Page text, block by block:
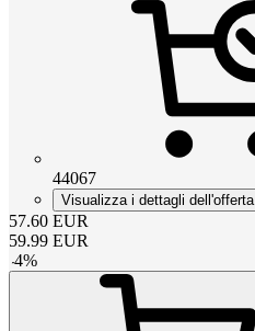
44067
Visualizza i dettagli dell'offerta
57.60 EUR
59.99 EUR
-4%